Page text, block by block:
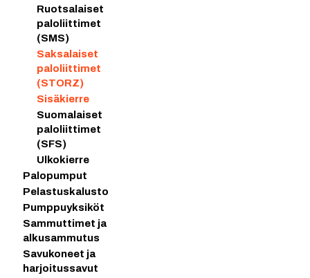
Ruotsalaiset
paloliittimet
(SMS)
Saksalaiset
paloliittimet
(STORZ)
Sisäkierre
Suomalaiset
paloliittimet
(SFS)
Ulkokierre
Palopumput
Pelastuskalusto
Pumppuyksiköt
Sammuttimet ja
alkusammutus
Savukoneet ja
harjoitussavut